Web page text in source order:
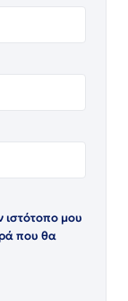
μου
που θα